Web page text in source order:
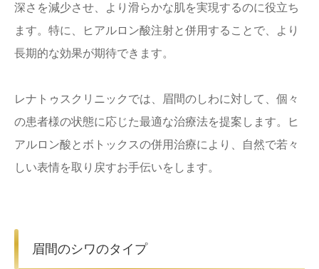
深さを減少させ、より滑らかな肌を実現するのに役立ち
ます。特に、ヒアルロン酸注射と併用することで、より
長期的な効果が期待できます。
レナトゥスクリニックでは、眉間のしわに対して、個々
の患者様の状態に応じた最適な治療法を提案します。ヒ
アルロン酸とボトックスの併用治療により、自然で若々
しい表情を取り戻すお手伝いをします。
眉間のシワのタイプ